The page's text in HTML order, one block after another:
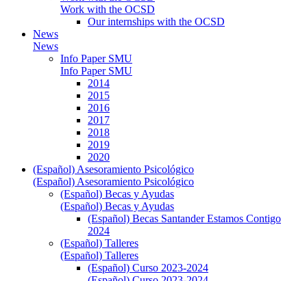
Work with the OCSD
Our internships with the OCSD
News
News
Info Paper SMU
Info Paper SMU
2014
2015
2016
2017
2018
2019
2020
(Español) Asesoramiento Psicológico
(Español) Asesoramiento Psicológico
(Español) Becas y Ayudas
(Español) Becas y Ayudas
(Español) Becas Santander Estamos Contigo
2024
(Español) Talleres
(Español) Talleres
(Español) Curso 2023-2024